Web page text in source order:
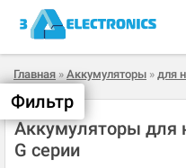
Главная » Аккумуляторы » для
Аккумуляторы для
G серии
Фильтр